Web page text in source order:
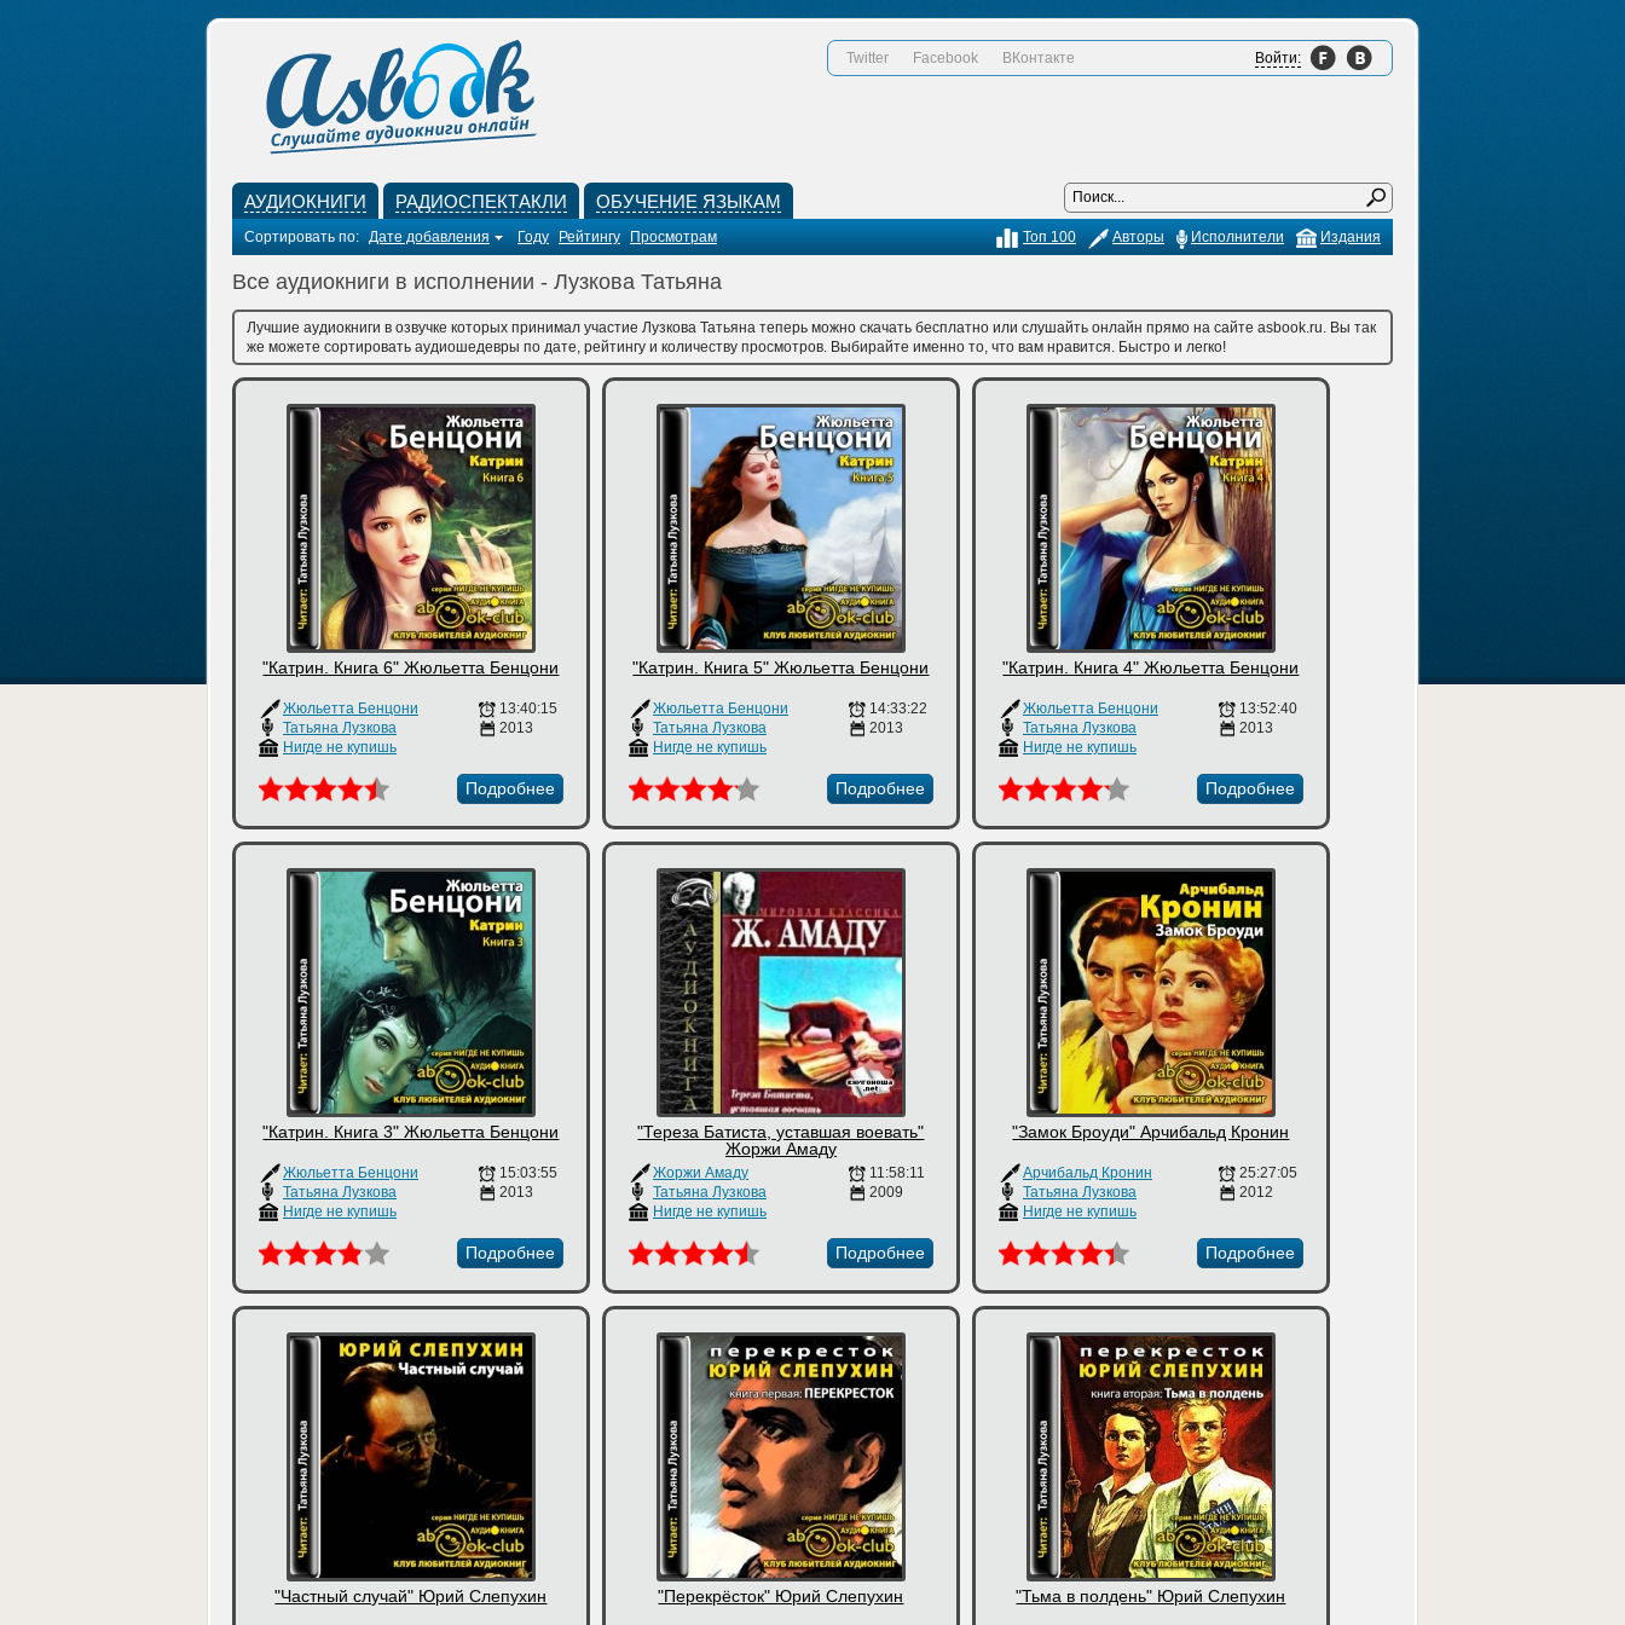
Twitter Facebook ВКонтакте Войти:
АУДИОКНИГИ РАДИОСПЕКТАКЛИ ОБУЧЕНИЕ ЯЗЫКАМ
Сортировать по: Дате добавления Году Рейтингу Просмотрам Издания
Исполнители
Авторы
Топ 100
Все аудиокниги в исполнении - Лузкова Татьяна
Лучшие аудиокниги в озвучке которых принимал участие Лузкова Татьяна теперь можно скачать бесплатно или слушайть онлайн прямо на сайте asbook.ru. Вы так
же можете сортировать аудиошедевры по дате, рейтингу и количеству просмотров. Выбирайте именно то, что вам нравится. Быстро и легко!
"Катрин. Книга 6" Жюльетта Бенцони
Жюльетта Бенцони
Татьяна Лузкова
Нигде не купишь
13:40:15
2013
Подробнее
"Катрин. Книга 5" Жюльетта Бенцони
Жюльетта Бенцони
Татьяна Лузкова
Нигде не купишь
14:33:22
2013
Подробнее
"Катрин. Книга 4" Жюльетта Бенцони
Жюльетта Бенцони
Татьяна Лузкова
Нигде не купишь
13:52:40
2013
Подробнее
"Катрин. Книга 3" Жюльетта Бенцони
Жюльетта Бенцони
Татьяна Лузкова
Нигде не купишь
15:03:55
2013
Подробнее
"Тереза Батиста, уставшая воевать"
Жоржи Амаду
Жоржи Амаду
Татьяна Лузкова
Нигде не купишь
11:58:11
2009
Подробнее
"Замок Броуди" Арчибальд Кронин
Арчибальд Кронин
Татьяна Лузкова
Нигде не купишь
25:27:05
2012
Подробнее
"Частный случай" Юрий Слепухин "Перекрёсток" Юрий Слепухин "Тьма в полдень" Юрий Слепухин